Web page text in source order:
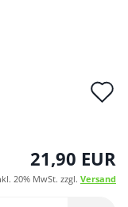
21,90 EUR
20% MwSt. zzgl. Versand